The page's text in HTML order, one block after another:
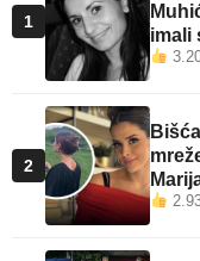
1
imali
2